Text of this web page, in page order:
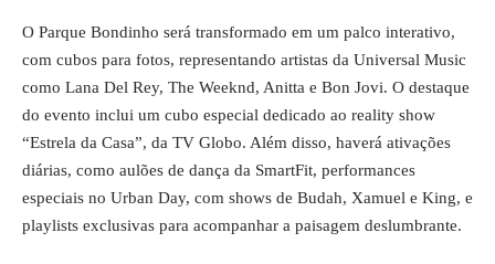
O Parque Bondinho será transformado em um palco interativo,
com cubos para fotos, representando artistas da Universal Music
como Lana Del Rey, The Weeknd, Anitta e Bon Jovi. O destaque
do evento inclui um cubo especial dedicado ao reality show
“Estrela da Casa”, da TV Globo. Além disso, haverá ativações
diárias, como aulões de dança da SmartFit, performances
especiais no Urban Day, com shows de Budah, Xamuel e King, e
playlists exclusivas para acompanhar a paisagem deslumbrante.